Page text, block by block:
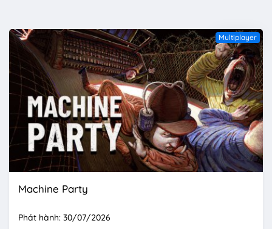
Multiplayer
Machine Party
Phát hành: 30/07/2026